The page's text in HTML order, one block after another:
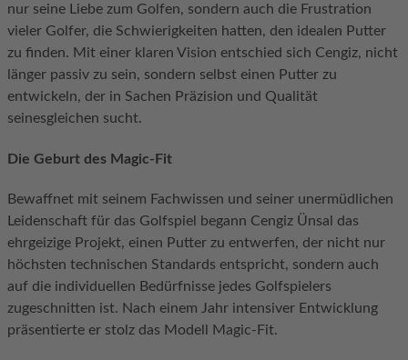
nur seine Liebe zum Golfen, sondern auch die Frustration
vieler Golfer, die Schwierigkeiten hatten, den idealen Putter
zu finden. Mit einer klaren Vision entschied sich Cengiz, nicht
länger passiv zu sein, sondern selbst einen Putter zu
entwickeln, der in Sachen Präzision und Qualität
seinesgleichen sucht.
Die Geburt des Magic-Fit
Bewaffnet mit seinem Fachwissen und seiner unermüdlichen
Leidenschaft für das Golfspiel begann Cengiz Ünsal das
ehrgeizige Projekt, einen Putter zu entwerfen, der nicht nur
höchsten technischen Standards entspricht, sondern auch
auf die individuellen Bedürfnisse jedes Golfspielers
zugeschnitten ist. Nach einem Jahr intensiver Entwicklung
präsentierte er stolz das Modell Magic-Fit.